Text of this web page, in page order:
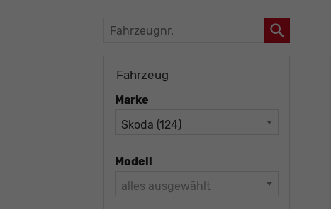
Fahrzeugnr.
Fahrzeug
Marke
Skoda (124)
Modell
alles ausgewählt